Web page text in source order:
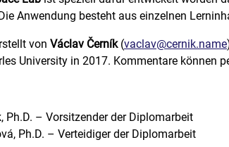
Anwendung besteht aus einzelnen
von Václav Černík(vaclav@cernik.name
University in 2017. Kommentare können
Ph.D. – Vorsitzender der Diplomarbeit
Ph.D. – Verteidiger der Diplomarbeit